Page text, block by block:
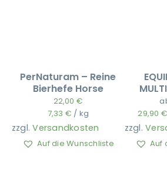
PerNaturam – Reine
Bierhefe Horse
22,00 €
7,33 € / kg
zzgl.Versandkosten
Auf die Wunschliste
29,90 €
zzgl.
Auf